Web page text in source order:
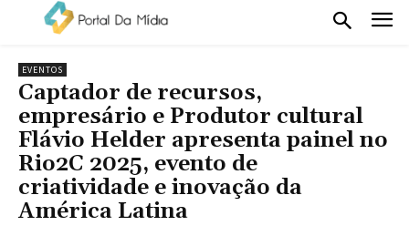
EVENTOS
Captador de recursos,
empresário e Produtor cultural
Flávio Helder apresenta painel no
Rio2C 2025, evento de
criatividade e inovação da
América Latina